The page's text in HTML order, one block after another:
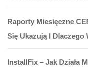
Raporty Miesięczne
Się Ukazują I Dlaczego
InstallFix – Jak Działa